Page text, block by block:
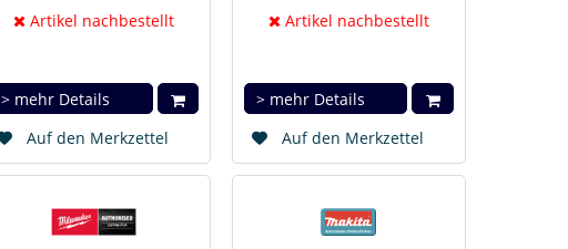
Artikel nachbestellt
> mehr Details
Auf den Merkzettel
Artikel nachbestellt
> mehr Details
Auf den Merkzettel